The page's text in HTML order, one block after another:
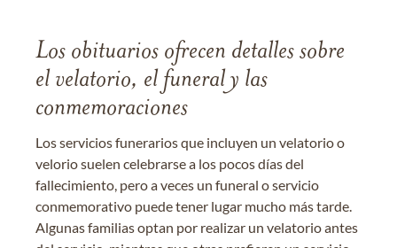
Los obituarios ofrecen detalles sobre
el velatorio, el funeral y las
conmemoraciones
Los servicios funerarios que incluyen un velatorio o
velorio suelen celebrarse a los pocos días del
fallecimiento, pero a veces un funeral o servicio
conmemorativo puede tener lugar mucho más tarde.
Algunas familias optan por realizar un velatorio antes